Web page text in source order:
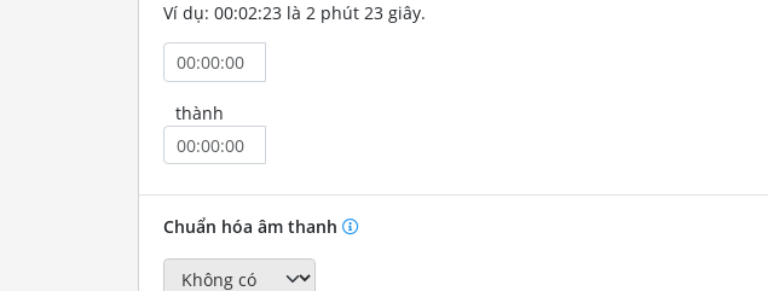
Ví dụ: 00:02:23 là 2 phút 23 giây.
thành
Chuẩn hóa âm thanh